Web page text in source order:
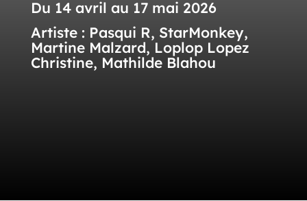
Du 14 avril au 17 mai 2026
Artiste : Pasqui R, StarMonkey,
Martine Malzard, Loplop Lopez
Christine, Mathilde Blahou